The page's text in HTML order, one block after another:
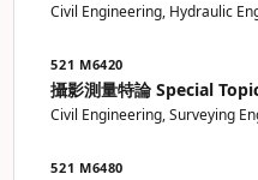
Civil Engineering, Hydraulic
521 M6420
攝影測量特論 Special
Civil Engineering, Surveying
521 M6480